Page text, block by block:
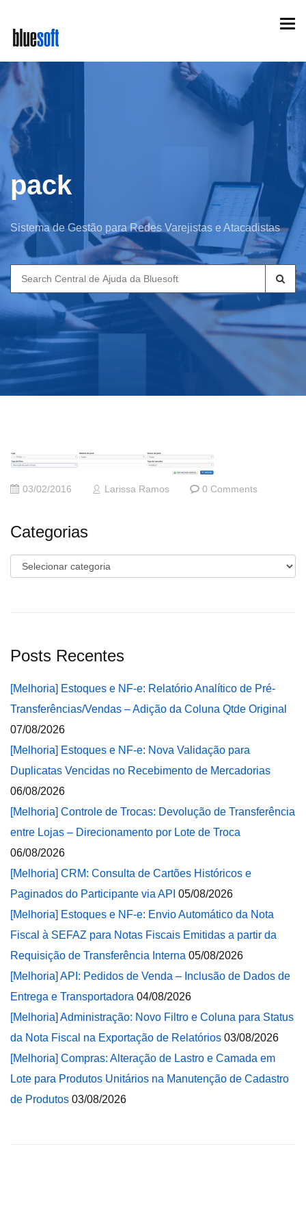
main
content
pack
Sistema de Gestão para Redes Varejistas e Atacadistas
Search
for:
03/02/2016 Larissa Ramos 0 Comments
Categorias
Categorias
Posts Recentes
[Melhoria] Estoques e NF-e: Relatório Analítico de Pré-
Transferências/Vendas – Adição da Coluna Qtde Original
07/08/2026
[Melhoria] Estoques e NF-e: Nova Validação para
Duplicatas Vencidas no Recebimento de Mercadorias
06/08/2026
[Melhoria] Controle de Trocas: Devolução de Transferência
entre Lojas – Direcionamento por Lote de Troca
06/08/2026
[Melhoria] CRM: Consulta de Cartões Históricos e
Paginados do Participante via API 05/08/2026
[Melhoria] Estoques e NF-e: Envio Automático da Nota
Fiscal à SEFAZ para Notas Fiscais Emitidas a partir da
Requisição de Transferência Interna 05/08/2026
[Melhoria] API: Pedidos de Venda – Inclusão de Dados de
Entrega e Transportadora 04/08/2026
[Melhoria] Administração: Novo Filtro e Coluna para Status
da Nota Fiscal na Exportação de Relatórios 03/08/2026
[Melhoria] Compras: Alteração de Lastro e Camada em
Lote para Produtos Unitários na Manutenção de Cadastro
de Produtos 03/08/2026